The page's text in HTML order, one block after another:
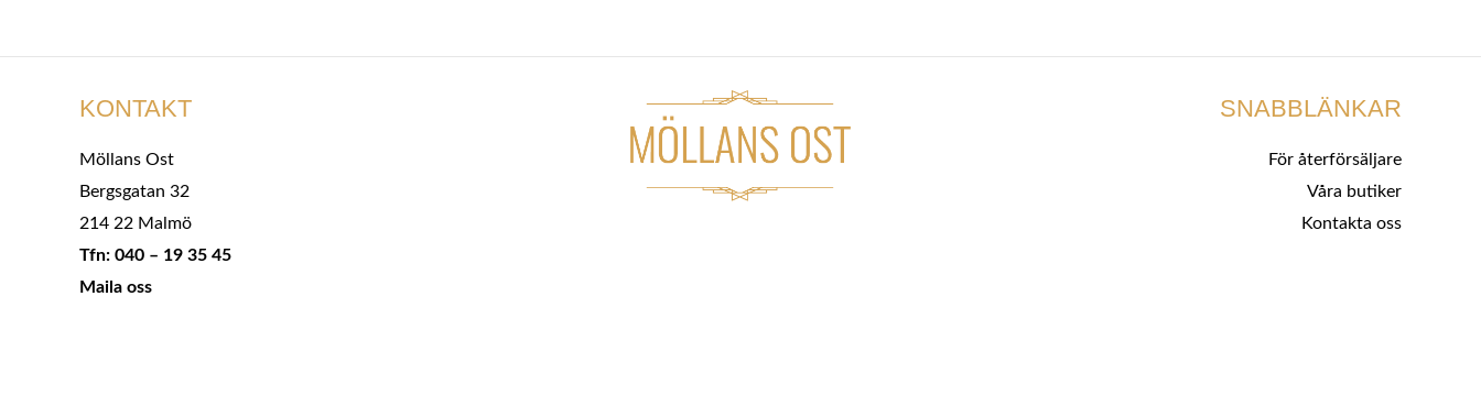
KONTAKT
Möllans Ost
Bergsgatan 32
214 22 Malmö
Tfn: 040 – 19 35 45
Maila oss
SNABBLÄNKAR
För återförsäljare
Våra butiker
Kontakta oss